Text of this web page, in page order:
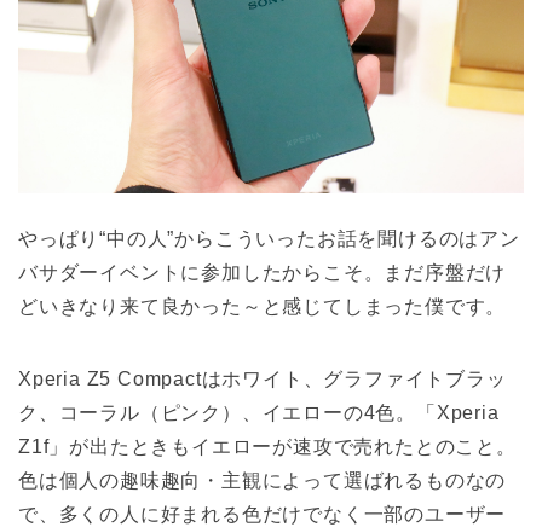
やっぱり“中の人”からこういったお話を聞けるのはアン
バサダーイベントに参加したからこそ。まだ序盤だけ
どいきなり来て良かった～と感じてしまった僕です。
Xperia Z5 Compactはホワイト、グラファイトブラッ
ク、コーラル（ピンク）、イエローの4色。「Xperia
Z1f」が出たときもイエローが速攻で売れたとのこと。
色は個人の趣味趣向・主観によって選ばれるものなの
で、多くの人に好まれる色だけでなく一部のユーザー